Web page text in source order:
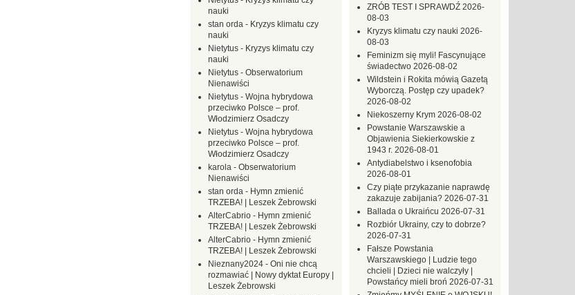
ZRÓB TEST I SPRAWDŹ 2026-
08-03
Kryzys klimatu czy nauki 2026-
08-03
Feminizm się myli! Fascynujące
świadectwo 2026-08-02
Wildstein i Rokita mówią Gazetą
Wyborczą. Postęp czy upadek?
2026-08-02
Niekoszerny Krym 2026-08-02
Powstanie Warszawskie a
Objawienia Siekierkowskie z
1943 r. 2026-08-01
Antydiabelstwo i ksenofobia
2026-08-01
Czy piąte przykazanie naprawdę
zakazuje zabijania? 2026-07-31
Ballada o Ukraińcu 2026-07-31
Rozbiór Ukrainy, czy to dobrze?
2026-07-31
Fałsze Powstania
Warszawskiego | Ludzie tego
chcieli | Dzieci nie walczyły |
Powstańcy mieli broń 2026-07-31
nauki
stan orda - Kryzys klimatu czy
nauki
Nietytus - Kryzys klimatu czy
nauki
Nietytus - Obserwatorium
Nienawiści
Nietytus - Wojna hybrydowa
przeciwko Polsce – prof.
Włodzimierz Osadczy
Nietytus - Wojna hybrydowa
przeciwko Polsce – prof.
Włodzimierz Osadczy
karola - Obserwatorium
Nienawiści
stan orda - Hymn zmienić
TRZEBA! | Leszek Żebrowski
AlterCabrio - Hymn zmienić
TRZEBA! | Leszek Żebrowski
AlterCabrio - Hymn zmienić
TRZEBA! | Leszek Żebrowski
Nieznany2024 - Oni nie chcą
rozmawiać | Nowy dyktat Europy |
Leszek Żebrowski